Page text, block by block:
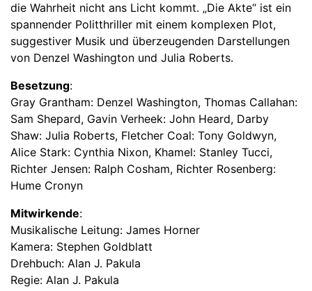
die Wahrheit nicht ans Licht kommt. „Die Akte“ ist ein
spannender Politthriller mit einem komplexen Plot,
suggestiver Musik und überzeugenden Darstellungen
von Denzel Washington und Julia Roberts.
Besetzung:
Gray Grantham: Denzel Washington, Thomas Callahan:
Sam Shepard, Gavin Verheek: John Heard, Darby
Shaw: Julia Roberts, Fletcher Coal: Tony Goldwyn,
Alice Stark: Cynthia Nixon, Khamel: Stanley Tucci,
Richter Jensen: Ralph Cosham, Richter Rosenberg:
Hume Cronyn
Mitwirkende:
Musikalische Leitung: James Horner
Kamera: Stephen Goldblatt
Drehbuch: Alan J. Pakula
Regie: Alan J. Pakula